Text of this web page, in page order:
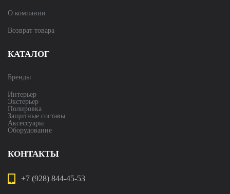
О компании
Возврат товара
КАТАЛОГ
Бренды
Интерьер
Экстерьер
Полировка
Защитные составы
Аксессуары
Оборудование
КОНТАКТЫ
+7 (928) 844-45-53